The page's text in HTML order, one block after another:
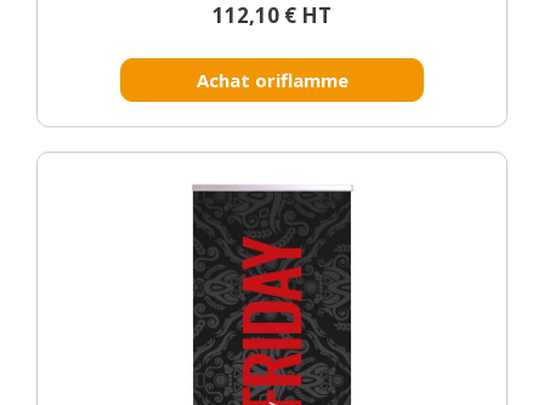
112,10 € HT
Achat oriflamme